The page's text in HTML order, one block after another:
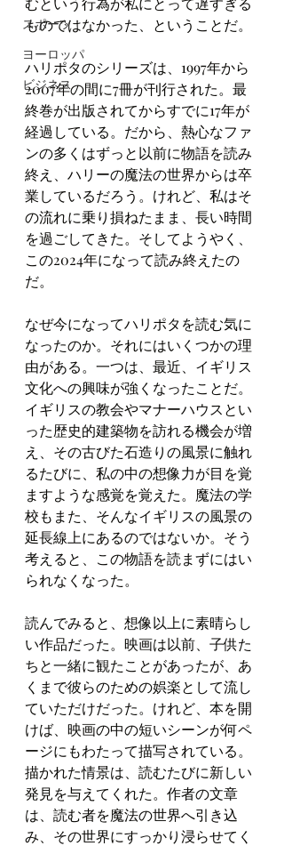
スポーツ
ヨーロッパ
ビジネス
ものではなかった、ということだ。
ハリポタのシリーズは、1997年から
2007年の間に7冊が刊行された。最
終巻が出版されてからすでに17年が
経過している。だから、熱心なファ
ンの多くはずっと以前に物語を読み
終え、ハリーの魔法の世界からは卒
業しているだろう。けれど、私はそ
の流れに乗り損ねたまま、長い時間
を過ごしてきた。そしてようやく、
この2024年になって読み終えたの
だ。
なぜ今になってハリポタを読む気に
なったのか。それにはいくつかの理
由がある。一つは、最近、イギリス
文化への興味が強くなったことだ。
イギリスの教会やマナーハウスとい
った歴史的建築物を訪れる機会が増
え、その古びた石造りの風景に触れ
るたびに、私の中の想像力が目を覚
ますような感覚を覚えた。魔法の学
校もまた、そんなイギリスの風景の
延長線上にあるのではないか。そう
考えると、この物語を読まずにはい
られなくなった。
読んでみると、想像以上に素晴らし
い作品だった。映画は以前、子供た
ちと一緒に観たことがあったが、あ
くまで彼らのための娯楽として流し
ていただけだった。けれど、本を開
けば、映画の中の短いシーンが何ペ
ージにもわたって描写されている。
描かれた情景は、読むたびに新しい
発見を与えてくれた。作者の文章
は、読む者を魔法の世界へ引き込
み、その世界にすっかり浸らせてく